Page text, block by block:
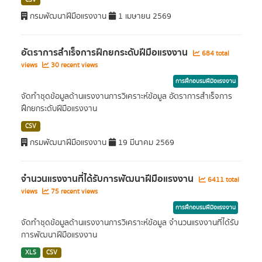
กรมพัฒนาฝีมือแรงงาน 1 เมษายน 2569
อัตราการสำเร็จการฝึกยกระดับฝีมือแรงงาน
684 total
views
30 recent views
การฝึกอบรมฝีมือแรงงาน
จัดทำชุดข้อมูลด้านแรงงานการวิเคราะห์ข้อมูล อัตราการสำเร็จการ
ฝึกยกระดับฝีมือแรงงาน
CSV
กรมพัฒนาฝีมือแรงงาน 19 มีนาคม 2569
จำนวนแรงงานที่ได้รับการพัฒนาฝีมือแรงงาน
6411 total
views
75 recent views
การฝึกอบรมฝีมือแรงงาน
จัดทำชุดข้อมูลด้านแรงงานการวิเคราะห์ข้อมูล จำนวนแรงงานที่ได้รับ
การพัฒนาฝีมือแรงงาน
XLS CSV